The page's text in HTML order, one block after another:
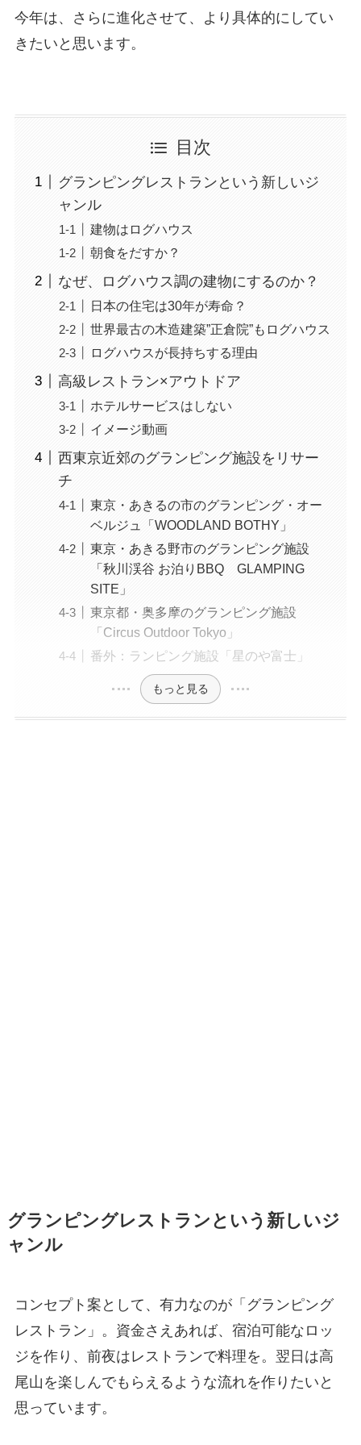
今年は、さらに進化させて、より具体的にしてい
きたいと思います。
目次
グランピングレストランという新しいジ
ャンル
建物はログハウス
朝食をだすか？
なぜ、ログハウス調の建物にするのか？
日本の住宅は30年が寿命？
世界最古の木造建築”正倉院”もログハウス
ログハウスが長持ちする理由
高級レストラン×アウトドア
ホテルサービスはしない
イメージ動画
西東京近郊のグランピング施設をリサー
チ
東京・あきるの市のグランピング・オー
ベルジュ「WOODLAND BOTHY」
東京・あきる野市のグランピング施設
「秋川渓谷 お泊りBBQ GLAMPING
SITE」
東京都・奥多摩のグランピング施設
「Circus Outdoor Tokyo」
番外：ランピング施設「星のや富士」
もっと見る
グランピングレストランという新しいジ
ャンル
コンセプト案として、有力なのが「グランピング
レストラン」。資金さえあれば、宿泊可能なロッ
ジを作り、前夜はレストランで料理を。翌日は高
尾山を楽しんでもらえるような流れを作りたいと
思っています。